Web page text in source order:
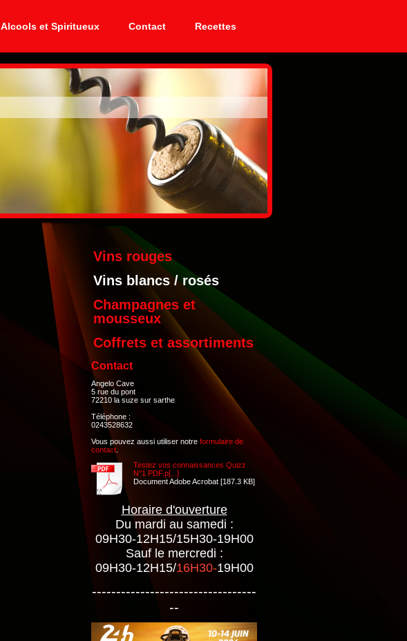
Alcools et Spiritueux Contact Recettes
Vins rouges
Vins blancs / rosés
Champagnes et
mousseux
Coffrets et assortiments
Contact
Angelo Cave
5 rue du pont
72210 la suze sur sarthe
Téléphone :
0243528632
Vous pouvez aussi utiliser notre formulaire de
contact
Testez vos connaissances Quizz
N°1 PDF.p[...]
Document Adobe Acrobat [187.3 KB]
Horaire d'ouverture
Du mardi au samedi :
09H30-12H15/15H30-19H00
Sauf le mercredi :
09H30-12H15/16H30-19H00
----------------------------------
--